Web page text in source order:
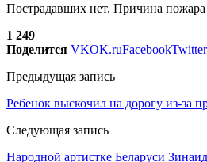
Пострадавших нет. Причина пожара
1 249
Поделится VKOK.ruFacebookTwitter
Предыдущая запись
Ребенок выскочил на дорогу из-за
Следующая запись
Народной артистке Беларуси